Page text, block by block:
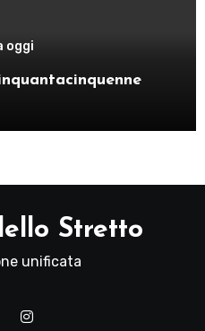
oggi
Stretto
unificata